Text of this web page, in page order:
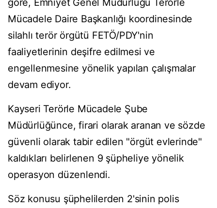
göre, Emniyet Genel Müdürlüğü Terörle
Mücadele Daire Başkanlığı koordinesinde
silahlı terör örgütü FETÖ/PDY'nin
faaliyetlerinin deşifre edilmesi ve
engellenmesine yönelik yapılan çalışmalar
devam ediyor.
Kayseri Terörle Mücadele Şube
Müdürlüğünce, firari olarak aranan ve sözde
güvenli olarak tabir edilen "örgüt evlerinde"
kaldıkları belirlenen 9 şüpheliye yönelik
operasyon düzenlendi.
Söz konusu şüphelilerden 2'sinin polis